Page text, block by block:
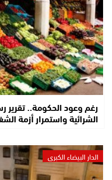
رغم وعود الحكومة..
الشرائية واستمرار أزمة
الدار البيضاء الكبرى